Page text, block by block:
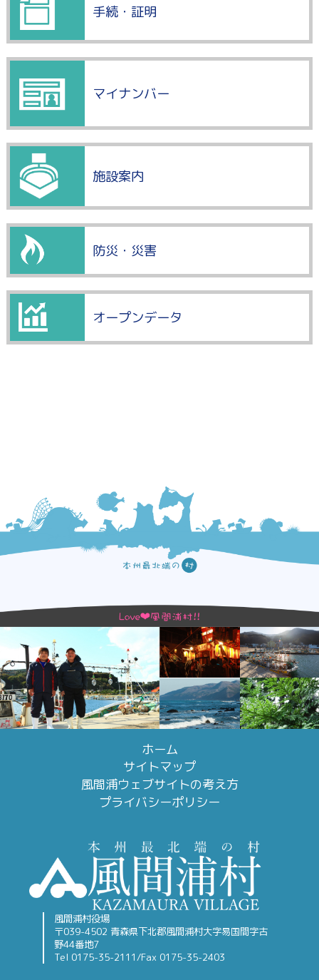
手続・証明
マイナンバー
施設案内
防災・災害
オープンデータ
ホーム
サイトマップ
風間浦ウェブサイトの考え方
プライバシーポリシー
風間浦村役場
〒039-4502 青森県下北郡風間浦村大字易国間字古
野44番地7
Tel 0175-35-2111/Fax 0175-35-2403